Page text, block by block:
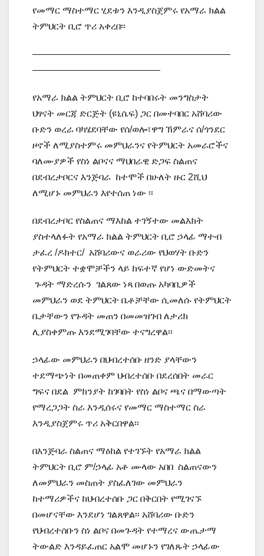
የመማር ማስተማር ሂደቱን እንዲያስጀምሩ የአማራ ክልል
ትምህርት ቢሮ ጥሪ አቀረበ፡፡
—————————————————————
—————————————–
የአማራ ክልል ትምህርት ቢሮ ከተባበሩት መንግስታት
ህፃናት መርጃ ድርጅት (ዩኒሴፍ) ጋር በመተባበር አሸባሪው
ቡድን ወረራ ባካሄደባቸው የሰ/ወሎ፣ዋግ ኽምራና ሰ/ጎንደር
ዞኖች ለሚያስተምሩ መምህራንና የትምህርት አመራሮችና
ባለሙያዎች የስነ ልቦናና ማህበራዊ ድጋፍ ስልጠና
በደብረታቦርና እንጅባራ ከተሞች በሁለት ዙር 2ሺህ
ለሚሆኑ መምህራን እየተሰጠ ነው ፡፡
በደብረታቦር የስልጠና ማእከል ተገኝተው መልእክት
ያስተላለፉት የአማራ ክልል ትምህርት ቢሮ ኃላፊ ማተብ
ታፈረ /ዶክተር/ አሸባሪውና ወራሪው የህወሃት ቡድን
የትምህርት ተቋሞቻችን ላይ ከፍተኛ የሆነ ውድመትና
ጉዳት ማድረሱን ገልጸው ነጻ በወጡ አካባቢዎች
መምህራን ወደ ትምህርት ቤቶቻቸው ሲመለሱ የትምህርት
ቤታቸውን የጉዳት መጠን በመመዝገብ ለታሪክ
ሊያስቀምጡ እንደሚገባቸው ተናግረዋል፡፡
ኃላፊው መምህራን በህብረተሰቡ ዘንድ ያላቸውን
ተደማጭነት በመጠቀም ህብረተሰቡ በደረሰበት መራር
ግፍና በደል ምክንያት ከገባበት የስነ ልቦና ጫና በማውጣት
የማረጋጋት ስራ እንዲሰሩና የመማር ማስተማር ስራ
እንዲያስጀምሩ ጥሪ አቅርበዋል፡፡
በእንጅባራ ስልጠና ማዕከል የተገኙት የአማራ ክልል
ትምህርት ቢሮ ም/ኃላፊ አቶ ሙላው አበበ ስልጠናውን
ለመምህራን መስጠት ያስፈለገው መምህራን
ከተማሪዎችና ከህብረተሰቡ ጋር በቅርበት የሚገናኙ
በመሆናቸው እንደሆነ ገልጸዋል፡፡ አሸባሪው ቡድን
የህብረተሰቡን ስነ ልቦና በመጉዳት የተማረና ውጤታማ
ትውልድ እንዳይፈጠር አልሞ መሆኑን የገለጹት ኃላፊው